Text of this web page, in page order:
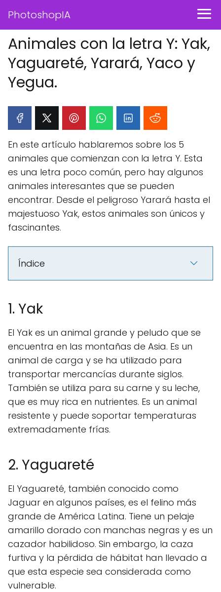
PhotoshopIA
Animales con la letra Y: Yak,
Yaguareté, Yarará, Yaco y
Yegua.
En este artículo hablaremos sobre los 5
animales que comienzan con la letra Y. Esta
es una letra poco común, pero hay algunos
animales interesantes que se pueden
encontrar. Desde el peligroso Yarará hasta el
majestuoso Yak, estos animales son únicos y
fascinantes.
Índice
1. Yak
El Yak es un animal grande y peludo que se
encuentra en las montañas de Asia. Es un
animal de carga y se ha utilizado para
transportar mercancías durante siglos.
También se utiliza para su carne y su leche,
que es muy rica en nutrientes. Es un animal
resistente y puede soportar temperaturas
extremadamente frías.
2. Yaguareté
El Yaguareté, también conocido como
Jaguar en algunos países, es el felino más
grande de América Latina. Tiene un pelaje
amarillo dorado con manchas negras y es un
cazador habilidoso. Sin embargo, la caza
furtiva y la pérdida de hábitat han llevado a
que esta especie sea considerada como
vulnerable.